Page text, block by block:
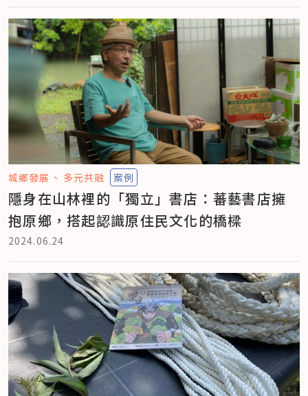
城鄉發展 多元共融 案例
隱身在山林裡的「獨立」書店：蕃藝書店擁
抱原鄉，搭起認識原住民文化的橋樑
2024.06.24